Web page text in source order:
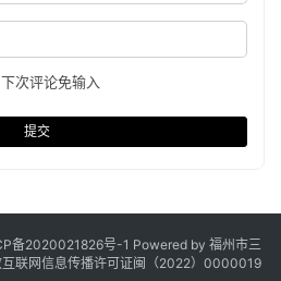
次评论免输入
提交
备2020021826号-1 Powered by 福州市三
互联网信息传播许可证闽（2022）0000019